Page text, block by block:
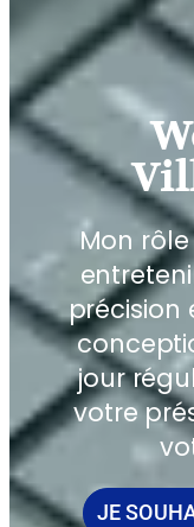
Mon
précision
jour
votre
JE